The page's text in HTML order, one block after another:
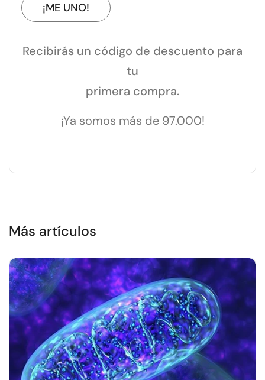
¡ME UNO!
Recibirás un código de descuento para
tu
primera compra.
¡Ya somos más de 97.000!
Más artículos